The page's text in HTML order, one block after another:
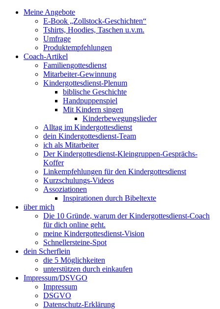
Meine Angebote
E-Book „Zollstock-Geschichten“
Tshirts, Hoodies, Taschen u.v.m.
Umfrage
Produktempfehlungen
Coach-Artikel
Familiengottesdienst
Mitarbeiter-Gewinnung
Kindergottesdienst-Plenum
biblische Geschichte
Handpuppenspiel
Mit Kindern singen
Kinderbewegungslieder
Alltag im Kindergottesdienst
dein Kindergottesdienst-Team
ich als Mitarbeiter
Der Kindergottesdienst-Kleingruppen-Gesprächs-
Koffer
Linkempfehlungen für den Kindergottesdienst
Kurzschulungs-Videos
Assoziationen
Inspirationen durch Bibeltexte
über mich
Die 10 Gründe, warum der Kindergottesdienst-Coach
für dich online geht.
meine Kindergottesdienst-Vision
Schnellersteine-Spot
dein Scherflein
die 5 Möglichkeiten
unterstützen durch einkaufen
Impressum/DSVGO
Impressum
DSGVO
Datenschutz-Erklärung